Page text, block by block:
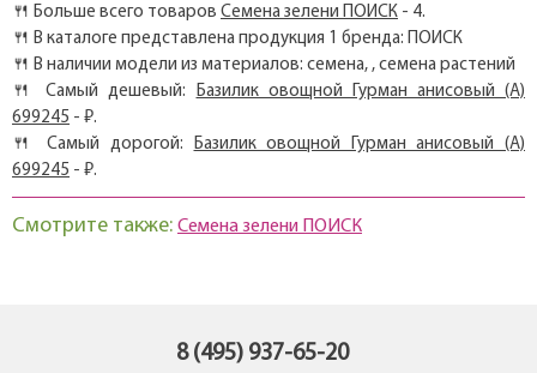
🍴 Больше всего товаров Семена зелени ПОИСК - 4.
🍴 В каталоге представлена продукция 1 бренда: ПОИСК
🍴 В наличии модели из материалов: семена, , семена растений
🍴 Самый дешевый: Базилик овощной Гурман анисовый (А)
699245 - ₽.
🍴 Самый дорогой: Базилик овощной Гурман анисовый (А)
699245 - ₽.
Смотрите также: Семена зелени ПОИСК
8 (495) 937-65-20